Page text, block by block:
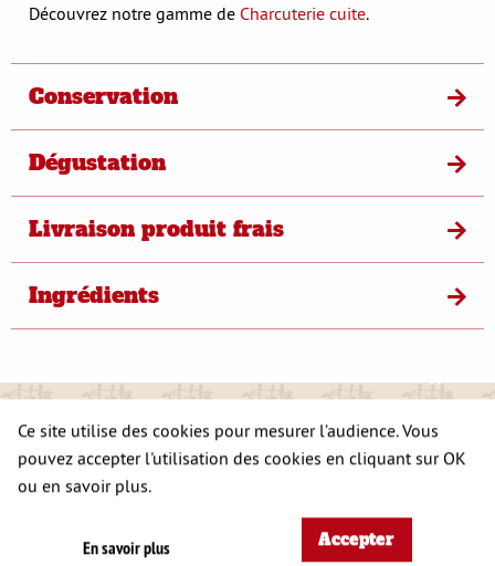
Découvrez notre gamme de Charcuterie cuite.
Conservation
Dégustation
Livraison produit frais
Ingrédients
A DÉCOUVRIR
ÉGALEMENT
Ce site utilise des cookies pour mesurer l’audience. Vous
pouvez accepter l'utilisation des cookies en cliquant sur OK
ou en savoir plus.
En savoir plus Accepter